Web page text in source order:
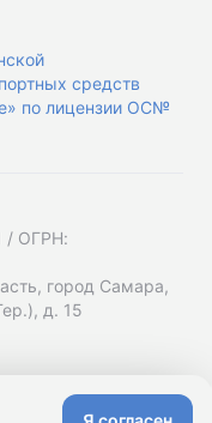
средств
по лицензии ОС№
/ ОГРН:
город Самара,
д. 15